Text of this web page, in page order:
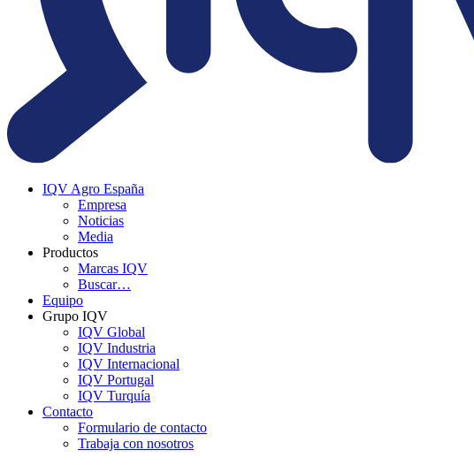
IQV Agro España
Empresa
Noticias
Media
Productos
Marcas IQV
Buscar…
Equipo
Grupo IQV
IQV Global
IQV Industria
IQV Internacional
IQV Portugal
IQV Turquía
Contacto
Formulario de contacto
Trabaja con nosotros